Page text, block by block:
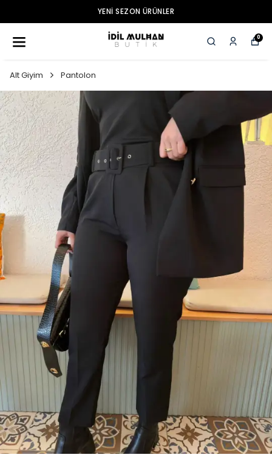
YENI SEZON ÜRÜNLER
0
Alt Giyim Pantolon